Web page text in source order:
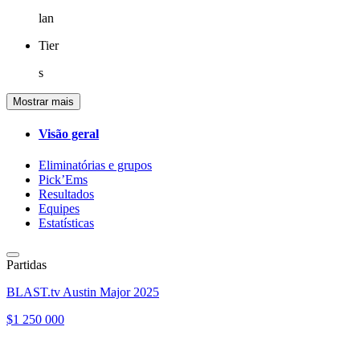
lan
Tier
s
Mostrar mais
Visão geral
Eliminatórias e grupos
Pick’Ems
Resultados
Equipes
Estatísticas
Partidas
BLAST.tv Austin Major 2025
$1 250 000